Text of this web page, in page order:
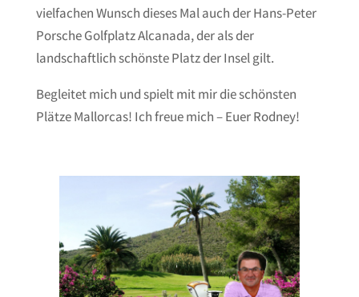
vielfachen Wunsch dieses Mal auch der Hans-Peter
Porsche Golfplatz Alcanada, der als der
landschaftlich schönste Platz der Insel gilt.
Begleitet mich und spielt mit mir die schönsten
Plätze Mallorcas! Ich freue mich – Euer Rodney!